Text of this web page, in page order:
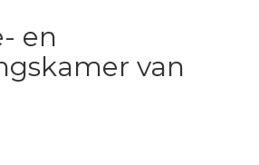
en
van